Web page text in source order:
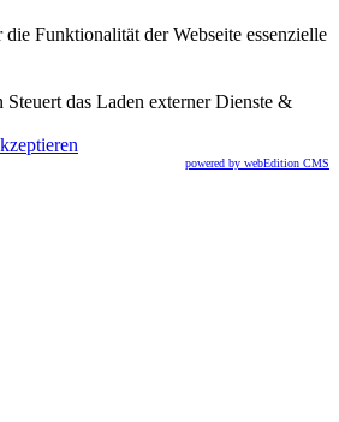
die Funktionalität der Webseite essenzielle
Steuert das Laden externer Dienste &
powered by webEdition CMS